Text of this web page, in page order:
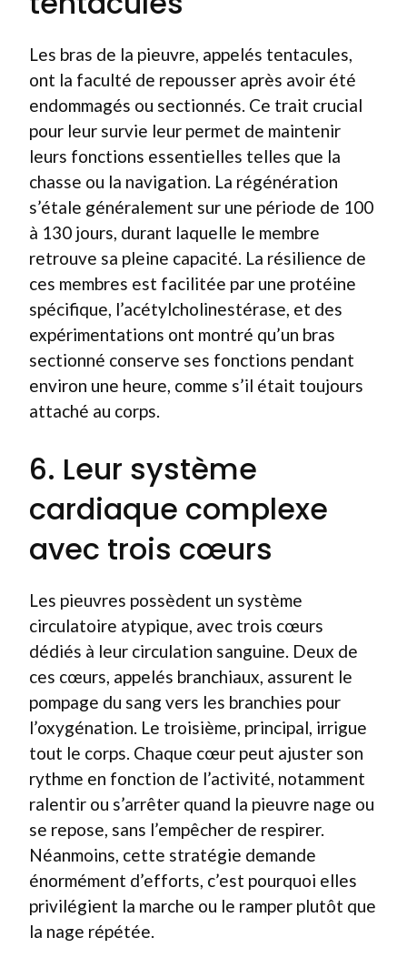
Les bras de la pieuvre, appelés tentacules,
ont la faculté de repousser après avoir été
endommagés ou sectionnés. Ce trait crucial
pour leur survie leur permet de maintenir
leurs fonctions essentielles telles que la
chasse ou la navigation. La régénération
s’étale généralement sur une période de 100
à 130 jours, durant laquelle le membre
retrouve sa pleine capacité. La résilience de
ces membres est facilitée par une protéine
spécifique, l’acétylcholinestérase, et des
expérimentations ont montré qu’un bras
sectionné conserve ses fonctions pendant
environ une heure, comme s’il était toujours
attaché au corps.
6. Leur système
cardiaque complexe
avec trois cœurs
Les pieuvres possèdent un système
circulatoire atypique, avec trois cœurs
dédiés à leur circulation sanguine. Deux de
ces cœurs, appelés branchiaux, assurent le
pompage du sang vers les branchies pour
l’oxygénation. Le troisième, principal, irrigue
tout le corps. Chaque cœur peut ajuster son
rythme en fonction de l’activité, notamment
ralentir ou s’arrêter quand la pieuvre nage ou
se repose, sans l’empêcher de respirer.
Néanmoins, cette stratégie demande
énormément d’efforts, c’est pourquoi elles
privilégient la marche ou le ramper plutôt que
la nage répétée.